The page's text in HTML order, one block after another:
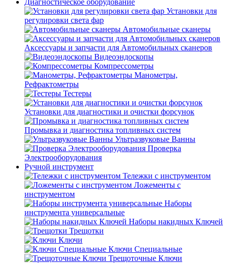
Диагностическое оборудование
Установки для
регулировки света фар
Автомобильные сканеры
Аксессуары и запчасти для Автомобильных сканеров
Видеоэндоскопы
Компрессометры
Манометры,
Рефрактометры
Тестеры
Установки для диагностики и очистки форсунок
Промывка и диагностика топливных систем
Ультразвуковые Ванны
Проверка
Электрооборудования
Ручной инструмент
Тележки с инструментом
Ложементы с
инструментом
Наборы
инструмента универсальные
Наборы накидных Ключей
Трещотки
Ключи
Ключи Специальные
Трещоточные Ключи